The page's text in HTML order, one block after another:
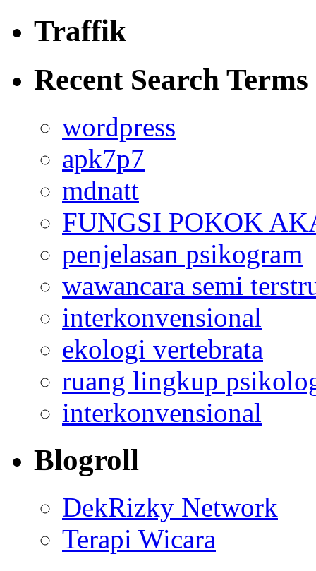
Traffik
Recent Search Terms
wordpress
apk7p7
mdnatt
FUNGSI POKOK
penjelasan psikogram
wawancara semi
interkonvensional
ekologi vertebrata
ruang lingkup
interkonvensional
Blogroll
DekRizky Network
Terapi Wicara